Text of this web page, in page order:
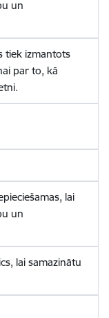
un
tiek izmantots
par to, kā
lai
un
lai samazinātu